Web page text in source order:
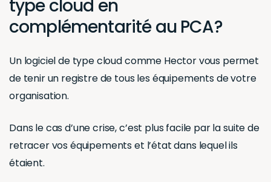
type cloud en
complémentarité au PCA?
Un logiciel de type cloud comme Hector vous permet
de tenir un registre de tous les équipements de votre
organisation.
Dans le cas d’une crise, c’est plus facile par la suite de
retracer vos équipements et l’état dans lequel ils
étaient.